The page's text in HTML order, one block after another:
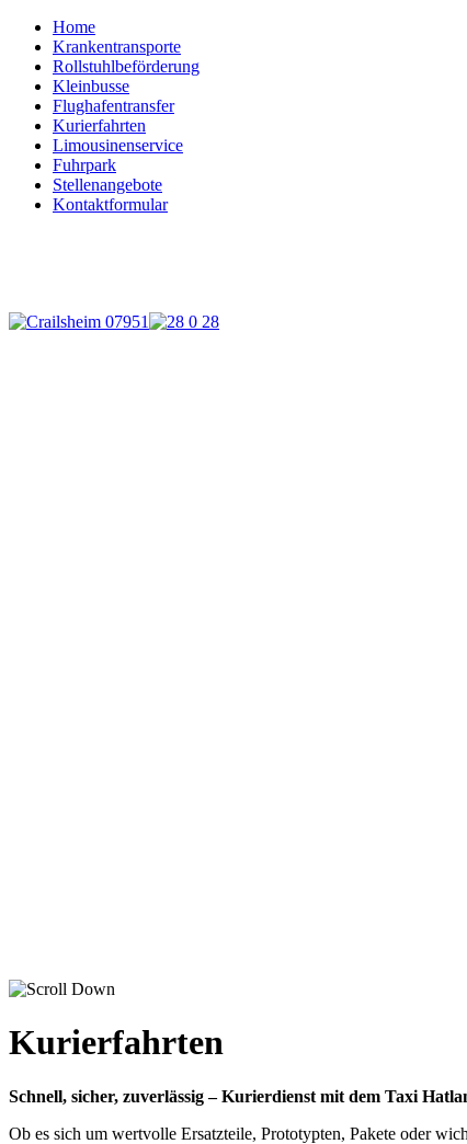
Home
Krankentransporte
Rollstuhlbeförderung
Kleinbusse
Flughafentransfer
Kurierfahrten
Limousinenservice
Fuhrpark
Stellenangebote
Kontaktformular
Kurierfahrten
Schnell, sicher, zuverlässig – Kurierdienst mit dem Taxi
Ob es sich um wertvolle Ersatzteile, Prototypten, Pakete oder